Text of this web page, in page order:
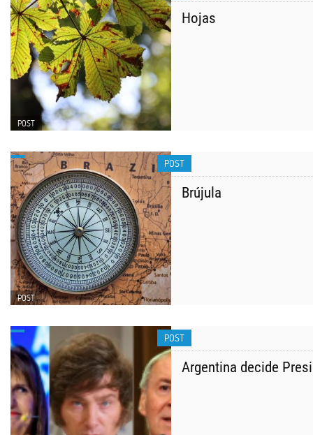
POST
Hojas
POST
POST
Brújula
POST
Argentina decide